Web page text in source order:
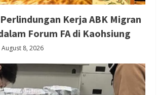
Kerja ABK Migran
Forum FA di Kaohsiung
August 8, 2026